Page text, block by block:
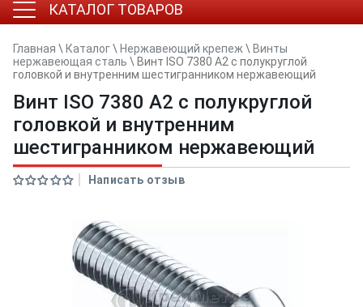
КАТАЛОГ ТОВАРОВ
Главная \ Каталог\ Нержавеющий крепеж \ Винты
нержавеющая сталь \ Винт ISO 7380 A2 с полукруглой
головкой и внутренним шестигранником нержавеющий
Винт ISO 7380 A2 с полукруглой
головкой и внутренним
шестигранником нержавеющий
Написать отзыв